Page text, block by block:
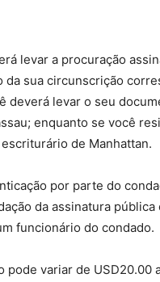
levar a procuração
sua circunscrição
deverá levar o seu
enquanto se você
de Manhattan.
por parte do
da assinatura pública
funcionário do condado.
variar de USD20.00